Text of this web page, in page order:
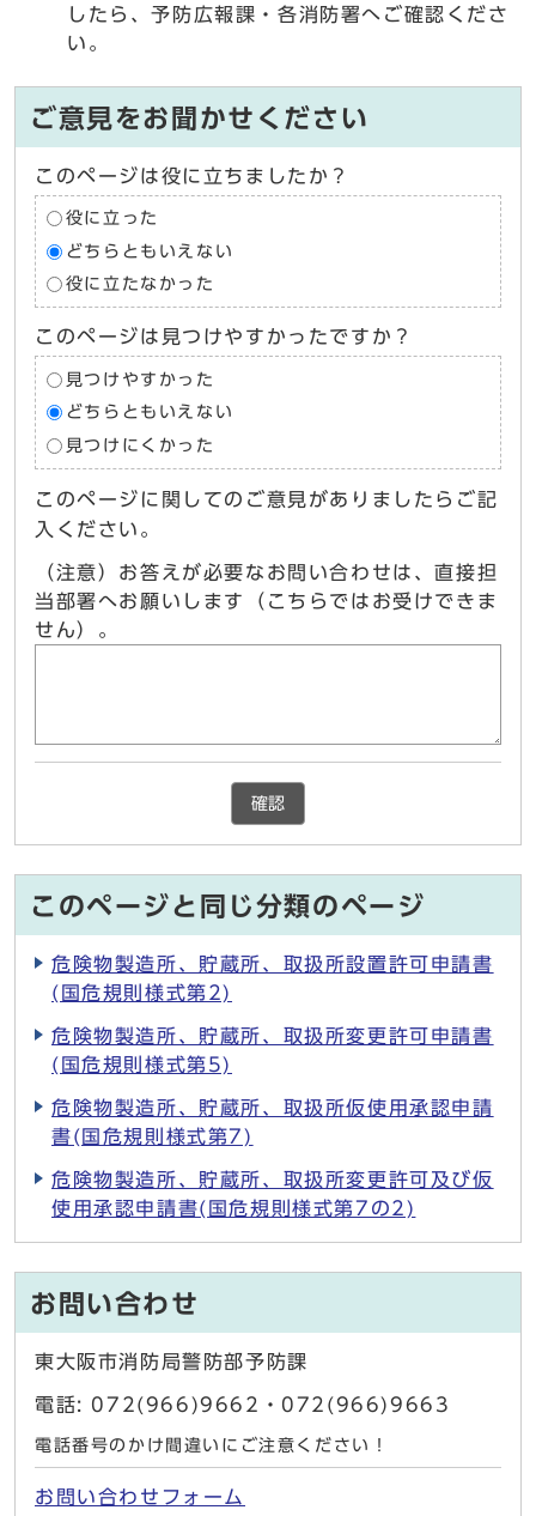
したら、予防広報課・各消防署へご確認くださ
い。
ご意見をお聞かせください
このページは役に立ちましたか？
役に立った
どちらともいえない
役に立たなかった
このページは見つけやすかったですか？
見つけやすかった
どちらともいえない
見つけにくかった
このページに関してのご意見がありましたらご記
入ください。
（注意）お答えが必要なお問い合わせは、直接担
当部署へお願いします（こちらではお受けできま
せん）。
確認
このページと同じ分類のページ
危険物製造所、貯蔵所、取扱所設置許可申請書
(国危規則様式第2)
危険物製造所、貯蔵所、取扱所変更許可申請書
(国危規則様式第5)
危険物製造所、貯蔵所、取扱所仮使用承認申請
書(国危規則様式第7)
危険物製造所、貯蔵所、取扱所変更許可及び仮
使用承認申請書(国危規則様式第7の2)
お問い合わせ
東大阪市消防局警防部予防課
電話: 072(966)9662・072(966)9663
電話番号のかけ間違いにご注意ください！
お問い合わせフォーム